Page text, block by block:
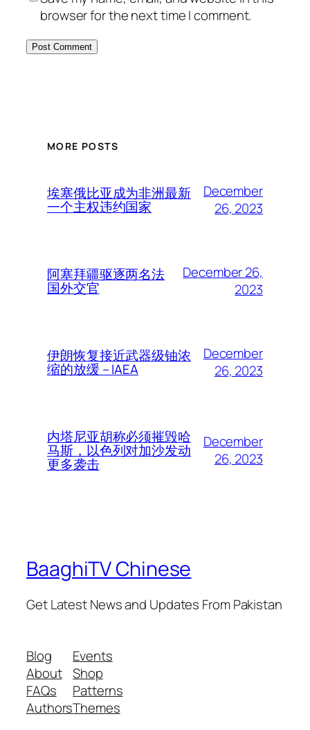
browser for the next time I comment.
MORE POSTS
埃塞俄比亚成为非洲最新
一个主权违约国家
December
26, 2023
阿塞拜疆驱逐两名法
国外交官
December 26,
2023
伊朗恢复接近武器级铀浓
缩的放缓 – IAEA
December
26, 2023
内塔尼亚胡称必须摧毁哈
马斯，以色列对加沙发动
更多袭击
December
26, 2023
BaaghiTV Chinese
Get Latest News and Updates From Pakistan
Blog
About
FAQs
Authors
Events
Shop
Patterns
Themes